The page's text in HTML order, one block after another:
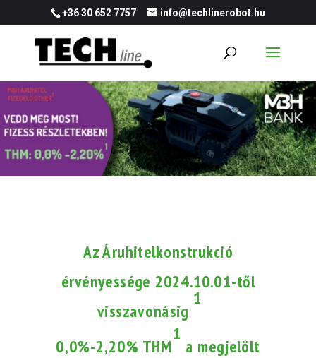
+36 30 652 7757 info@techlinerobot.hu
Az Áruhitelkonstrukció
érvényessége 2024.10.01-től
visszavonásig
1
0,0%-2,20% THM
1
a megjelölt